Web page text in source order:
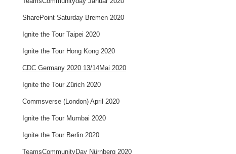
SharePoint Saturday Bremen 2020
Ignite the Tour Taipei 2020
Ignite the Tour Hong Kong 2020
CDC Germany 2020 13/14Mai 2020
Ignite the Tour Zürich 2020
Commsverse (London) April 2020
Ignite the Tour Mumbai 2020
Ignite the Tour Berlin 2020
TeamsCommunityDay Nürnberg 2020